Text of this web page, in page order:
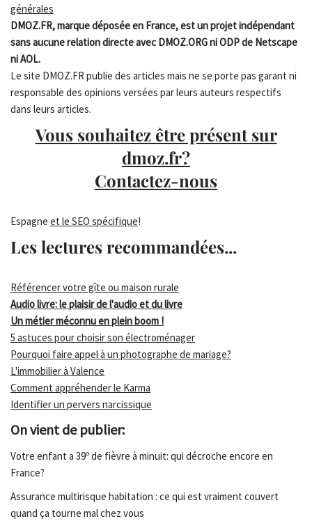
générales
DMOZ.FR, marque déposée en France, est un projet indépendant
sans aucune relation directe avec DMOZ.ORG ni ODP de Netscape
ni AOL.
Le site DMOZ.FR publie des articles mais ne se porte pas garant ni
responsable des opinions versées par leurs auteurs respectifs
dans leurs articles.
Vous souhaitez être présent sur
dmoz.fr?
Contactez-nous
Espagne et le SEO spécifique!
Les lectures recommandées...
Référencer votre gîte ou maison rurale
Audio livre: le plaisir de l'audio et du livre
Un métier méconnu en plein boom !
5 astuces pour choisir son électroménager
Pourquoi faire appel à un photographe de mariage?
L'immobilier à Valence
Comment appréhender le Karma
Identifier un pervers narcissique
On vient de publier:
Votre enfant a 39º de fièvre à minuit: qui décroche encore en
France?
Assurance multirisque habitation : ce qui est vraiment couvert
quand ça tourne mal chez vous